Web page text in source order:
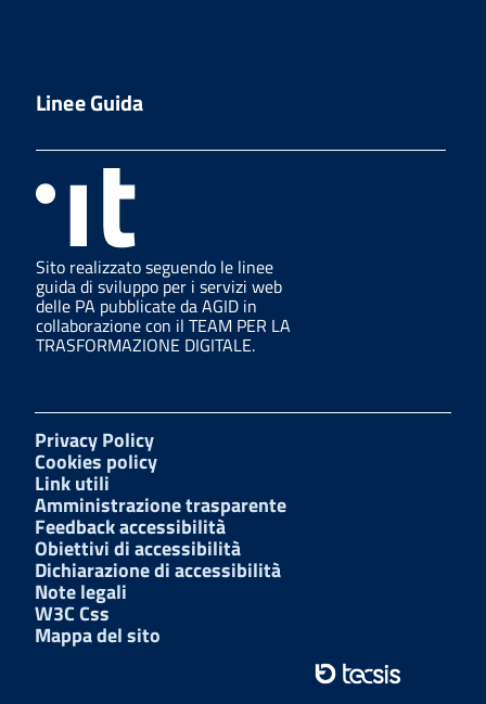
Linee Guida
Sito realizzato seguendo le linee
guida di sviluppo per i servizi web
delle PA pubblicate da AGID in
collaborazione con il TEAM PER LA
TRASFORMAZIONE DIGITALE.
Privacy Policy
Cookies policy
Link utili
Amministrazione trasparente
Feedback accessibilità
Obiettivi di accessibilità
Dichiarazione di accessibilità
Note legali
W3C Css
Mappa del sito